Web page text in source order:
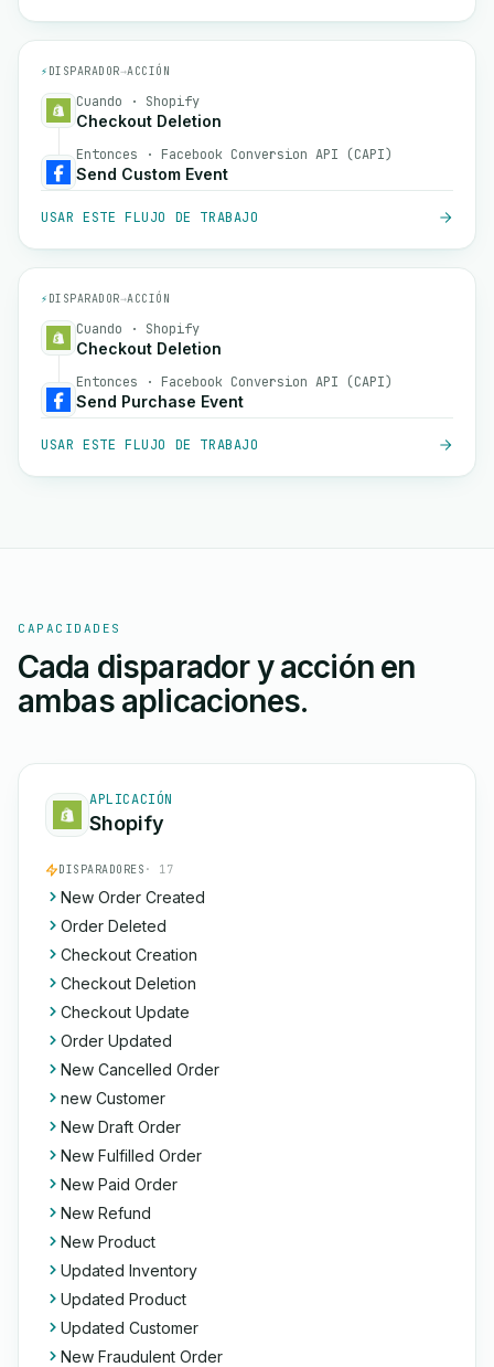
⚡ DISPARADOR→ACCIÓN
Cuando · Shopify
Checkout Deletion
Entonces · Facebook Conversion API (CAPI)
Send Custom Event
USAR ESTE FLUJO DE TRABAJO
⚡ DISPARADOR→ACCIÓN
Cuando · Shopify
Checkout Deletion
Entonces · Facebook Conversion API (CAPI)
Send Purchase Event
USAR ESTE FLUJO DE TRABAJO
CAPACIDADES
Cada disparador y acción en
ambas aplicaciones.
APLICACIÓN
Shopify
DISPARADORES · 17
New Order Created
Order Deleted
Checkout Creation
Checkout Deletion
Checkout Update
Order Updated
New Cancelled Order
new Customer
New Draft Order
New Fulfilled Order
New Paid Order
New Refund
New Product
Updated Inventory
Updated Product
Updated Customer
New Fraudulent Order